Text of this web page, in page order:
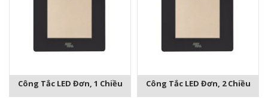
Công Tắc LED Đơn, 1 Chiều Công Tắc LED Đơn, 2 Chiều